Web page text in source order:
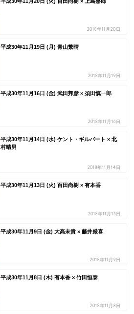
2018年11月20日
平成30年11月19日 (月) 青山繁晴
2018年11月19日
平成30年11月16日 (金) 武田邦彦 × 須田慎一郎
2018年11月16日
平成30年11月14日 (水) ケント・ギルバート × 北
村晴男
2018年11月14日
平成30年11月13日 (火) 百田尚樹 × 有本香
2018年11月13日
平成30年11月9日 (金) 大高未貴 × 藤井厳喜
2018年11月9日
平成30年11月8日 (木) 有本香 × 竹田恒泰
2018年11月8日